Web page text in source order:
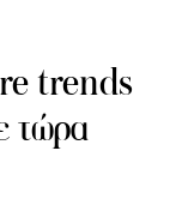
trends
τώρα